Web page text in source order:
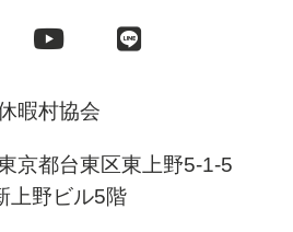
暇村協会
都台東区東上野5-1-5
上野ビル5階